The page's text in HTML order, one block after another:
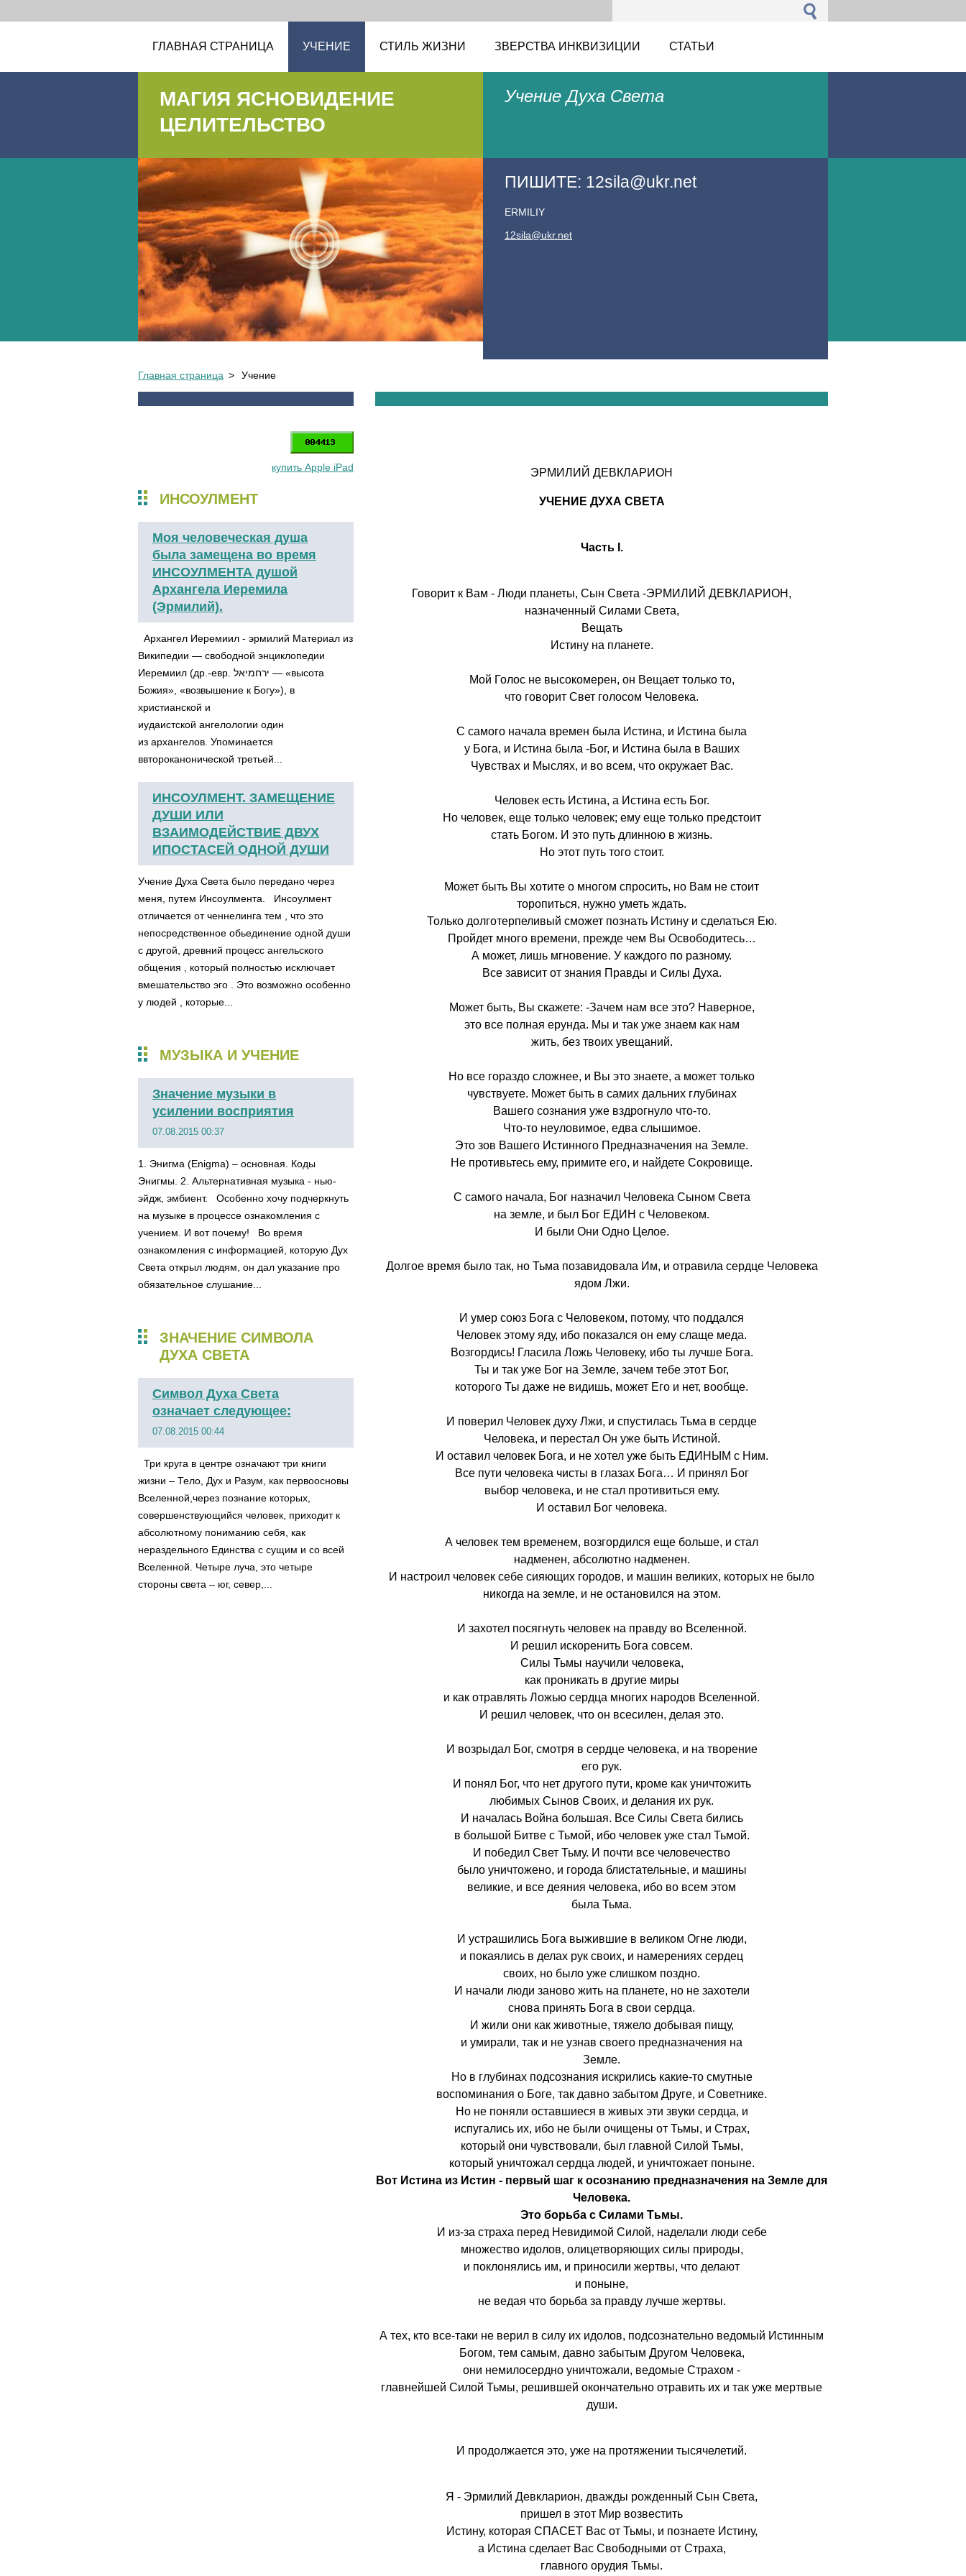
ГЛАВНАЯ СТРАНИЦА УЧЕНИЕ СТИЛЬ ЖИЗНИ ЗВЕРСТВА ИНКВИЗИЦИИ СТАТЬИ
МАГИЯ ЯСНОВИДЕНИЕ
ЦЕЛИТЕЛЬСТВО
Учение Духа Света
ПИШИТЕ: 12sila@ukr.net
ERMILIY
12sila@ukr.net
Главная страница > Учение
купить Apple iPad
ИНСОУЛМЕНТ
Моя человеческая душа
была замещена во время
ИНСОУЛМЕНТА душой
Архангела Иеремила
(Эрмилий).
Архангел Иеремиил - эрмилий Материал из
Википедии — свободной энциклопедии
Иеремиил (др.-евр. ירחמיאל‎ — «высота
Божия», «возвышение к Богу»), в
христианской и
иудаистской ангелологии один
из архангелов. Упоминается
ввтороканонической третьей...
ИНСОУЛМЕНТ. ЗАМЕЩЕНИЕ
ДУШИ ИЛИ
ВЗАИМОДЕЙСТВИЕ ДВУХ
ИПОСТАСЕЙ ОДНОЙ ДУШИ
Учение Духа Света было передано через
меня, путем Инсоулмента. Инсоулмент
отличается от ченнелинга тем , что это
непосредственное обьединение одной души
с другой, древний процесс ангельского
общения , который полностью исключает
вмешательство эго . Это возможно особенно
у людей , которые...
МУЗЫКА И УЧЕНИЕ
Значение музыки в
усилении восприятия
07.08.2015 00:37
1. Энигма (Enigma) – основная. Коды
Энигмы. 2. Альтернативная музыка - нью-
эйдж, эмбиент. Особенно хочу подчеркнуть
на музыке в процессе ознакомления с
учением. И вот почему! Во время
ознакомления с информацией, которую Дух
Света открыл людям, он дал указание про
обязательное слушание...
ЗНАЧЕНИЕ СИМВОЛА
ДУХА СВЕТА
Символ Духа Света
означает следующее:
07.08.2015 00:44
Три круга в центре означают три книги
жизни – Тело, Дух и Разум, как первоосновы
Вселенной,через познание которых,
совершенствующийся человек, приходит к
абсолютному пониманию себя, как
нераздельного Единства с сущим и со всей
Вселенной. Четыре луча, это четыре
стороны света – юг, север,...
ЭРМИЛИЙ ДЕВКЛАРИОН
УЧЕНИЕ ДУХА СВЕТА
Часть I.
Говорит к Вам - Люди планеты, Сын Света -ЭРМИЛИЙ ДЕВКЛАРИОН,
назначенный Силами Света,
Вещать
Истину на планете.
Мой Голос не высокомерен, он Вещает только то,
что говорит Свет голосом Человека.
С самого начала времен была Истина, и Истина была
у Бога, и Истина была -Бог, и Истина была в Ваших
Чувствах и Мыслях, и во всем, что окружает Вас.
Человек есть Истина, а Истина есть Бог.
Но человек, еще только человек; ему еще только предстоит
стать Богом. И это путь длинною в жизнь.
Но этот путь того стоит.
Может быть Вы хотите о многом спросить, но Вам не стоит
торопиться, нужно уметь ждать.
Только долготерпеливый сможет познать Истину и сделаться Ею.
Пройдет много времени, прежде чем Вы Освободитесь…
А может, лишь мгновение. У каждого по разному.
Все зависит от знания Правды и Силы Духа.
Может быть, Вы скажете: -Зачем нам все это? Наверное,
это все полная ерунда. Мы и так уже знаем как нам
жить, без твоих увещаний.
Но все гораздо сложнее, и Вы это знаете, а может только
чувствуете. Может быть в самих дальних глубинах
Вашего сознания уже вздрогнуло что-то.
Что-то неуловимое, едва слышимое.
Это зов Вашего Истинного Предназначения на Земле.
Не противьтесь ему, примите его, и найдете Сокровище.
С самого начала, Бог назначил Человека Сыном Света
на земле, и был Бог ЕДИН с Человеком.
И были Они Одно Целое.
Долгое время было так, но Тьма позавидовала Им, и отравила сердце Человека
ядом Лжи.
И умер союз Бога с Человеком, потому, что поддался
Человек этому яду, ибо показался он ему слаще меда.
Возгордись! Гласила Ложь Человеку, ибо ты лучше Бога.
Ты и так уже Бог на Земле, зачем тебе этот Бог,
которого Ты даже не видишь, может Его и нет, вообще.
И поверил Человек духу Лжи, и спустилась Тьма в сердце
Человека, и перестал Он уже быть Истиной.
И оставил человек Бога, и не хотел уже быть ЕДИНЫМ с Ним.
Все пути человека чисты в глазах Бога… И принял Бог
выбор человека, и не стал противиться ему.
И оставил Бог человека.
А человек тем временем, возгордился еще больше, и стал
надменен, абсолютно надменен.
И настроил человек себе сияющих городов, и машин великих, которых не было
никогда на земле, и не остановился на этом.
И захотел посягнуть человек на правду во Вселенной.
И решил искоренить Бога совсем.
Силы Тьмы научили человека,
как проникать в другие миры
и как отравлять Ложью сердца многих народов Вселенной.
И решил человек, что он всесилен, делая это.
И возрыдал Бог, смотря в сердце человека, и на творение
его рук.
И понял Бог, что нет другого пути, кроме как уничтожить
любимых Сынов Своих, и делания их рук.
И началась Война большая. Все Силы Света бились
в большой Битве с Тьмой, ибо человек уже стал Тьмой.
И победил Свет Тьму. И почти все человечество
было уничтожено, и города блистательные, и машины
великие, и все деяния человека, ибо во всем этом
была Тьма.
И устрашились Бога выжившие в великом Огне люди,
и покаялись в делах рук своих, и намерениях сердец
своих, но было уже слишком поздно.
И начали люди заново жить на планете, но не захотели
снова принять Бога в свои сердца.
И жили они как животные, тяжело добывая пищу,
и умирали, так и не узнав своего предназначения на
Земле.
Но в глубинах подсознания искрились какие-то смутные
воспоминания о Боге, так давно забытом Друге, и Советнике.
Но не поняли оставшиеся в живых эти звуки сердца, и
испугались их, ибо не были очищены от Тьмы, и Страх,
который они чувствовали, был главной Силой Тьмы,
который уничтожал сердца людей, и уничтожает поныне.
Вот Истина из Истин - первый шаг к осознанию предназначения на Земле для
Человека.
Это борьба с Силами Тьмы.
И из-за страха перед Невидимой Силой, наделали люди себе
множество идолов, олицетворяющих силы природы,
и поклонялись им, и приносили жертвы, что делают
и поныне,
не ведая что борьба за правду лучше жертвы.
А тех, кто все-таки не верил в силу их идолов, подсознательно ведомый Истинным
Богом, тем самым, давно забытым Другом Человека,
они немилосердно уничтожали, ведомые Страхом -
главнейшей Силой Тьмы, решившей окончательно отравить их и так уже мертвые
души.
И продолжается это, уже на протяжении тысячелетий.
Я - Эрмилий Девкларион, дважды рожденный Сын Света,
пришел в этот Мир возвестить
Истину, которая СПАСЕТ Вас от Тьмы, и познаете Истину,
а Истина сделает Вас Свободными от Страха,
главного орудия Тьмы.